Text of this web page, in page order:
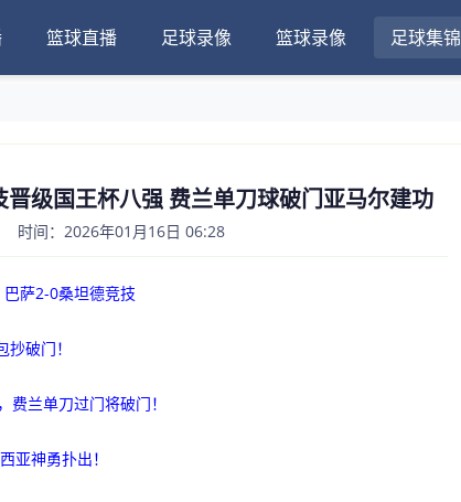
篮球直播 足球录像 篮球录像 足球集锦
级国王杯八强 费兰单刀球破门亚马尔建功
间：2026年01月16日 06:28
萨2-0桑坦德竞技
破门！
兰单刀过门将破门！
亚神勇扑出！